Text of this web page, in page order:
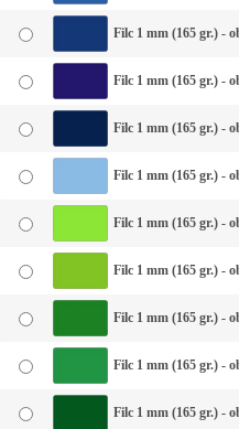
Filc 1 mm (165 gr.) -
Filc 1 mm (165 gr.) -
Filc 1 mm (165 gr.) -
Filc 1 mm (165 gr.) -
Filc 1 mm (165 gr.) -
Filc 1 mm (165 gr.) -
Filc 1 mm (165 gr.) -
Filc 1 mm (165 gr.) -
Filc 1 mm (165 gr.) -